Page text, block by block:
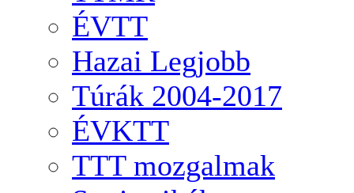
ÉVTT
Hazai Legjobb
Túrák 2004-2017
ÉVKTT
TTT mozgalmak